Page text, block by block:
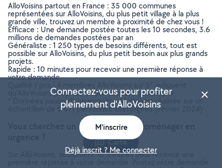
AlloVoisins partout en France : 35 000 communes
représentées sur AlloVoisins, du plus petit village à la plus
grande ville, trouvez un membre à proximité de chez vous !
Efficace : Une demande postée toutes les 10 secondes, 3.6
millions de demandes postées par an
Généraliste : 1 250 types de besoins différents, tout est
possible sur AlloVoisins, du plus petit besoin aux plus grands
projets.
Rapide : 10 minutes pour recevoir une première réponse à
votre demande
Qualité / prix : 4 membres AlloVoisins sur 5* indiquent
qu’AlloVoisins propose un bon rapport qualité/prix
* Données issues d’une enquête AlloVoisins réalisée sur un
échantillon de 5 671 personnes interrogées (Février 2024)
Vous cherchez un réparateur électroménager en
Sur AlloVoisins, seulement 10 minutes pour recevoir une
Carte
Connectez-vous pour profiter
pleinement d'AlloVoisins
M'inscrire
Déjà inscrit ? Me connecter